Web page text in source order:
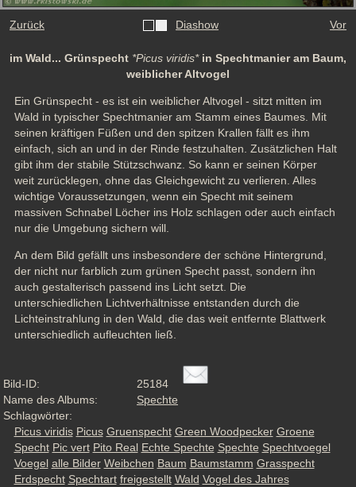
Zurück Diashow Vor
im Wald... Grünspecht *Picus viridis*in Spechtmanier am Baum,
weiblicher Altvogel
Ein Grünspecht - es ist ein weiblicher Altvogel - sitzt mitten im
Wald in typischer Spechtmanier am Stamm eines Baumes. Mit
seinen kräftigen Füßen und den spitzen Krallen fällt es ihm
einfach, sich an und in der Rinde festzuhalten. Zusätzlichen Halt
gibt ihm der stabile Stützschwanz. So kann er seinen Körper
weit zurücklegen, ohne das Gleichgewicht zu verlieren. Alles
wichtige Voraussetzungen, wenn ein Specht mit seinem
massiven Schnabel Löcher ins Holz schlagen oder auch einfach
nur die Umgebung sichern will.
An dem Bild gefällt uns insbesondere der schöne Hintergrund,
der nicht nur farblich zum grünen Specht passt, sondern ihn
auch gestalterisch passend ins Licht setzt. Die
unterschiedlichen Lichtverhältnisse entstanden durch die
Lichteinstrahlung in den Wald, die das weit entfernte Blattwerk
unterschiedlich aufleuchten ließ.
Bild-ID:
25184
Name des Albums:
Spechte
Schlagwörter:
Picus viridis Picus Gruenspecht Green Woodpecker Groene
Specht Pic vert Pito Real Echte Spechte Spechte Spechtvoegel
Voegel alle Bilder Weibchen Baum Baumstamm Grasspecht
Erdspecht Spechtart freigestellt Wald Vogel des Jahres